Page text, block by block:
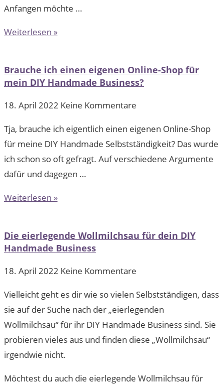
Anfangen möchte …
Weiterlesen »
Brauche ich einen eigenen Online-Shop für
mein DIY Handmade Business?
18. April 2022 Keine Kommentare
Tja, brauche ich eigentlich einen eigenen Online-Shop
für meine DIY Handmade Selbstständigkeit? Das wurde
ich schon so oft gefragt. Auf verschiedene Argumente
dafür und dagegen …
Weiterlesen »
Die eierlegende Wollmilchsau für dein DIY
Handmade Business
18. April 2022 Keine Kommentare
Vielleicht geht es dir wie so vielen Selbstständigen, dass
sie auf der Suche nach der „eierlegenden
Wollmilchsau“ für ihr DIY Handmade Business sind. Sie
probieren vieles aus und finden diese „Wollmilchsau“
irgendwie nicht. ​​
Möchtest du auch die eierlegende Wollmilchsau für